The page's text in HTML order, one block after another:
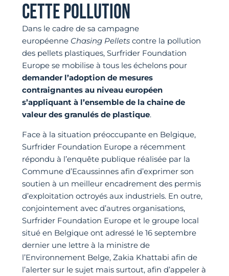
CETTE POLLUTION
Dans le cadre de sa campagne
européenne Chasing Pelletscontre la pollution
des pellets plastiques, Surfrider Foundation
Europe se mobilise à tous les échelons pour
demander l’adoption de mesures
contraignantes au niveau européen
s’appliquant à l’ensemble de la chaine de
valeur des granulés de plastique.
Face à la situation préoccupante en Belgique,
Surfrider Foundation Europe a récemment
répondu à l’enquête publique réalisée par la
Commune d’Ecaussinnes afin d’exprimer son
soutien à un meilleur encadrement des permis
d’exploitation octroyés aux industriels. En outre,
conjointement avec d’autres organisations,
Surfrider Foundation Europe et le groupe local
situé en Belgique ont adressé le 16 septembre
dernier une lettre à la ministre de
l’Environnement Belge, Zakia Khattabi afin de
l’alerter sur le sujet mais surtout, afin d’appeler à